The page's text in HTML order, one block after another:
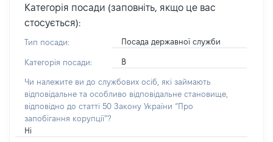
Категорія посади (заповніть, якщо це вас
стосується):
Тип посади: Посада державної служби
Категорія посади: В
Чи належите ви до службових осіб, які займають
відповідальне та особливо відповідальне становище,
відповідно до статті 50 Закону України “Про
запобігання корупції”?
Ні